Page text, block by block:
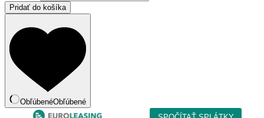
Pridať do košíka
ObľúbenéObľúbené